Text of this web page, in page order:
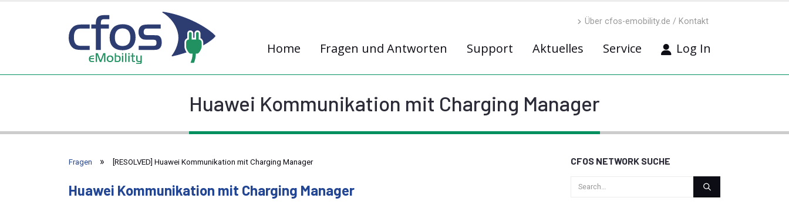
Über cfos-emobility.de / Kontakt
Home Fragen und Antworten Support Aktuelles Service Log In
Huawei Kommunikation mit Charging Manager
Fragen [RESOLVED] Huawei Kommunikation mit Charging Manager
Huawei Kommunikation mit Charging Manager
CFOS NETWORK SUCHE